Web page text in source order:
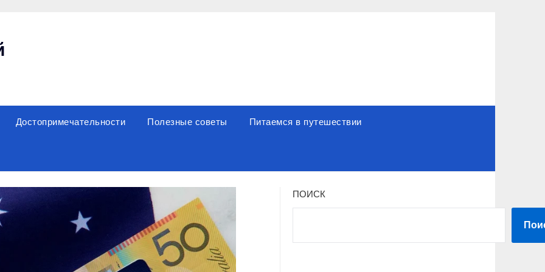
Достопримечательности Полезные советы Питаемся в путешествии
ПОИСК